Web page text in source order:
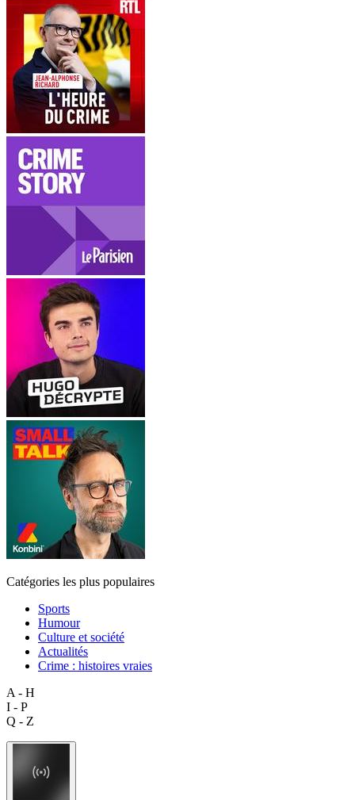
Catégories les plus populaires
Sports
Humour
Culture et société
Actualités
Crime : histoires vraies
A - H
I - P
Q - Z